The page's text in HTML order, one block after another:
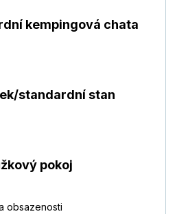
kempingová chata
standardní stan
pokoj
obsazenosti